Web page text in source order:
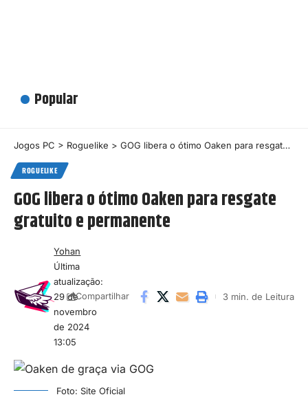
Popular
Jogos PC > Roguelike > GOG libera o ótimo Oaken para resgate gratuito e permanente
ROGUELIKE
GOG libera o ótimo Oaken para resgate
gratuito e permanente
Última
atualização:
29 de
novembro
de 2024
13:05
Yohan
Compartilhar 3 min. de Leitura
Foto: Site Oficial